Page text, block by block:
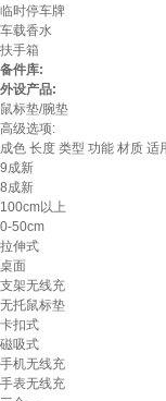
临时停车牌
车载香水
扶手箱
备件库:
外设产品:
鼠标垫/腕垫
高级选项:
成色 长度 类型 功能 材质 适
9成新
8成新
100cm以上
0-50cm
拉伸式
桌面
支架无线充
无托鼠标垫
卡扣式
磁吸式
手机无线充
手表无线充